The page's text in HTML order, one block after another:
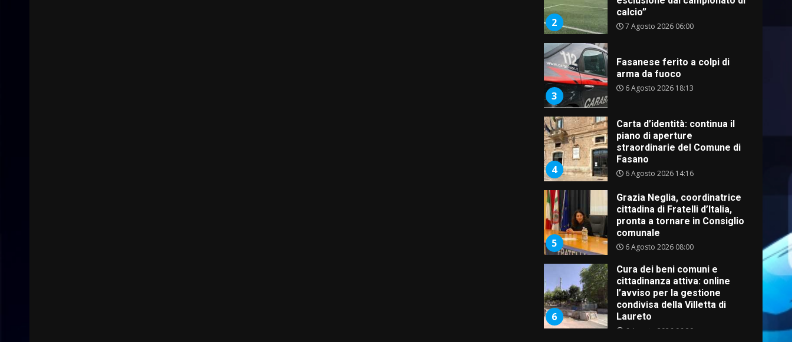
2
calcio”
7 Agosto 2026 06:00
3
Fasanese ferito a colpi di
arma da fuoco
6 Agosto 2026 18:13
4
Carta d’identità: continua il
piano di aperture
straordinarie del Comune di
Fasano
6 Agosto 2026 14:16
5
Grazia Neglia, coordinatrice
cittadina di Fratelli d’Italia,
pronta a tornare in Consiglio
comunale
6 Agosto 2026 08:00
6
Cura dei beni comuni e
cittadinanza attiva: online
l’avviso per la gestione
condivisa della Villetta di
Laureto
6 Agosto 2026 06:20